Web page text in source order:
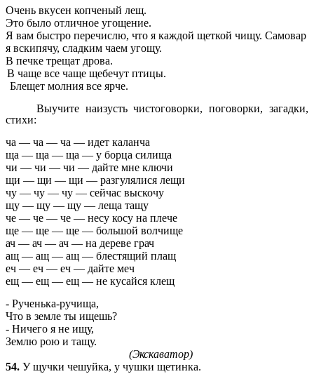
Очень вкусен копченый лещ.
Это было отличное угощение.
Я вам быстро перечислю, что я каждой щеткой чищу. Самовар
я вскипячу, сладким чаем угощу.
В печке трещат дрова.
В чаще все чаще щебечут птицы.
Блещет молния все ярче.
Выучите наизусть чистоговорки, поговорки, загадки,
стихи:
ча — ча — ча — идет каланча
ща — ща — ща — у борца силища
чи — чи — чи — дайте мне ключи
щи — щи — щи — разгулялися лещи
чу — чу — чу — сейчас выскочу
щу — щу — щу — леща тащу
че — че — че — несу косу на плече
ще — ще — ще — большой волчище
ач — ач — ач — на дереве грач
ащ — ащ — ащ — блестящий плащ
еч — еч — еч — дайте меч
ещ — ещ — ещ — не кусайся клещ
- Рученька-ручища,
Что в земле ты ищешь?
- Ничего я не ищу,
Землю рою и тащу.
(Экскаватор)
54. У щучки чешуйка, у чушки щетинка.